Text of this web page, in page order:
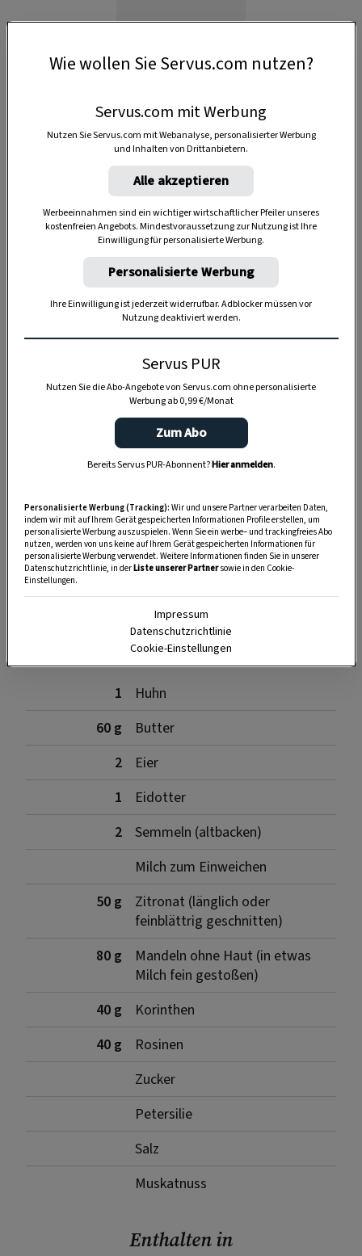
Anzeige
SPEICHERN DRUCKEN
Zutaten
1
Huhn
60 g
Butter
2
Eier
1
Eidotter
2
Semmeln (altbacken)
Milch zum Einweichen
50 g
Zitronat (länglich oder
feinblättrig geschnitten)
80 g
Mandeln ohne Haut (in etwas
Milch fein gestoßen)
40 g
Korinthen
40 g
Rosinen
Zucker
Petersilie
Salz
Muskatnuss
Enthalten in
Wie wollen Sie Servus.com nutzen?
Servus.com mit Werbung
Nutzen Sie Servus.com mit Webanalyse, personalisierter Werbung
und Inhalten von Drittanbietern.
Alle akzeptieren
Werbeeinnahmen sind ein wichtiger wirtschaftlicher Pfeiler unseres
kostenfreien Angebots. Mindestvoraussetzung zur Nutzung ist Ihre
Einwilligung für personalisierte Werbung.
Personalisierte Werbung
Ihre Einwilligung ist jederzeit widerrufbar. Adblocker müssen vor
Nutzung deaktiviert werden.
Servus PUR
Nutzen Sie die Abo-Angebote von Servus.com ohne personalisierte
Werbung ab 0,99 €/Monat
Zum Abo
Bereits Servus PUR-Abonnent?Hier anmelden.
Personalisierte Werbung (Tracking): Wir und unsere Partner verarbeiten Daten,
indem wir mit auf Ihrem Gerät gespeicherten Informationen Profile erstellen, um
personalisierte Werbung auszuspielen. Wenn Sie ein werbe– und trackingfreies Abo
nutzen, werden von uns keine auf Ihrem Gerät gespeicherten Informationen für
personalisierte Werbung verwendet. Weitere Informationen finden Sie in unserer
Datenschutzrichtlinie, in derListe unserer Partnersowie in den Cookie-
Einstellungen.
Impressum
Datenschutzrichtlinie
Cookie-Einstellungen